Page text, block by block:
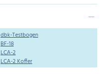
dbk-Testbogen
BF-18
LCA-2
LCA-2 Koffer